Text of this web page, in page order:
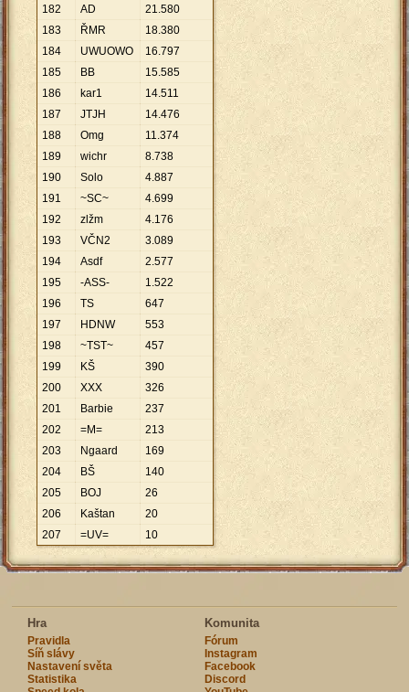
182
AD 21.580
183
ŘMR 18.380
184
UWUOWO 16.797
185
BB 15.585
186
kar1 14.511
187
JTJH 14.476
188
Omg 11.374
189
wichr 8.738
190
Solo 4.887
191
~SC~ 4.699
192
zlžm 4.176
193
VČN2 3.089
194
Asdf 2.577
195
-ASS- 1.522
196
TS
647
197
HDNW
553
198
~TST~
457
199
KŠ
390
200
XXX
326
201
Barbie
237
202
=M=
213
203
Ngaard
169
204
BŠ
140
205
BOJ
26
206
Kaštan
20
207
=UV= 10
Hra
Pravidla
Síň slávy
Nastavení světa
Statistika
Komunita
Fórum
Instagram
Facebook
Discord